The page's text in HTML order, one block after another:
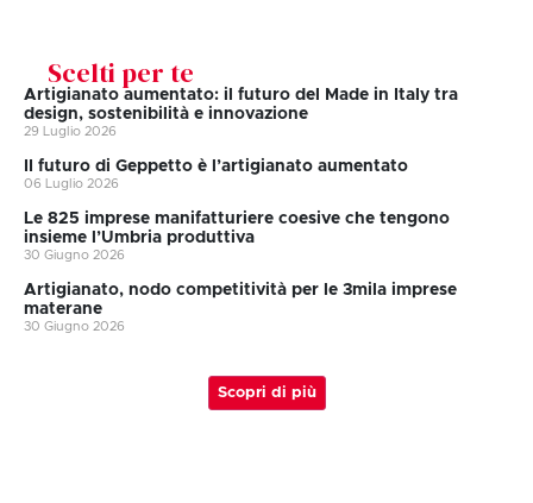
Scelti per te
Artigianato aumentato: il futuro del Made in Italy tra
design, sostenibilità e innovazione
29 Luglio 2026
II futuro di Geppetto è l’artigianato aumentato
06 Luglio 2026
Le 825 imprese manifatturiere coesive che tengono
insieme l’Umbria produttiva
30 Giugno 2026
Artigianato, nodo competitività per le 3mila imprese
materane
30 Giugno 2026
Scopri di più